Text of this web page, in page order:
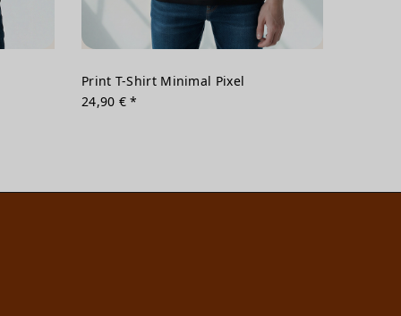
Print T-Shirt Minimal Pixel
24,90 € *